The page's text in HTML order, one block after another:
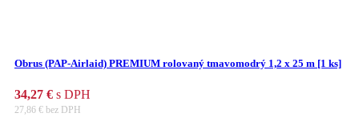
Obrus (PAP-Airlaid) PREMIUM rolovaný tmavomodrý 1,2 x 25 m [1 ks]
34,27 € s DPH
27,86 € bez DPH